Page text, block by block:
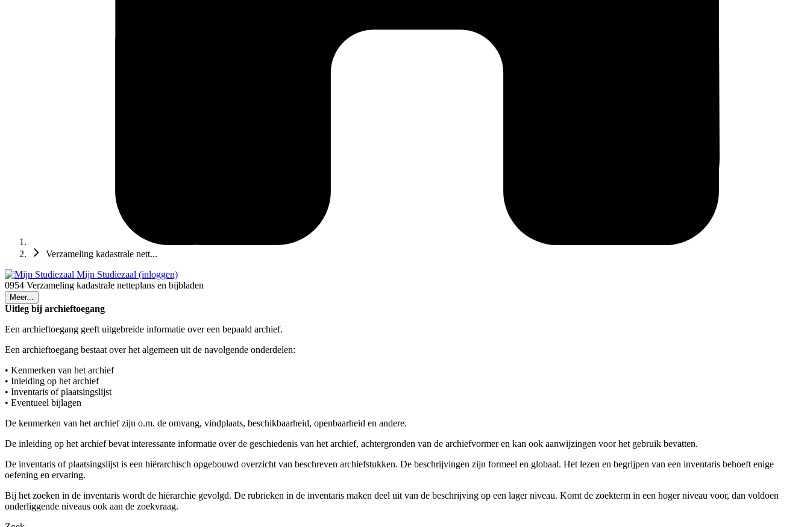
Verzameling kadastrale nett...
Mijn Studiezaal (inloggen)
0954 Verzameling kadastrale netteplans en bijbladen
Meer...
Uitleg bij archieftoegang
Een archieftoegang geeft uitgebreide informatie over een bepaald archief.
Een archieftoegang bestaat over het algemeen uit de navolgende onderdelen:
• Kenmerken van het archief
• Inleiding op het archief
• Inventaris of plaatsingslijst
• Eventueel bijlagen
De kenmerken van het archief zijn o.m. de omvang, vindplaats, beschikbaarheid, openbaarheid en andere.
De inleiding op het archief bevat interessante informatie over de geschiedenis van het archief, achtergronden van de archiefvormer en kan ook aanwijzingen voor het gebruik bevatten.
De inventaris of plaatsingslijst is een hiërarchisch opgebouwd overzicht van beschreven archiefstukken. De beschrijvingen zijn formeel en globaal. Het lezen en begrijpen van een inventaris behoeft enige
oefening en ervaring.
Bij het zoeken in de inventaris wordt de hiërarchie gevolgd. De rubrieken in de inventaris maken deel uit van de beschrijving op een lager niveau. Komt de zoekterm in een hoger niveau voor, dan voldoen
onderliggende niveaus ook aan de zoekvraag.